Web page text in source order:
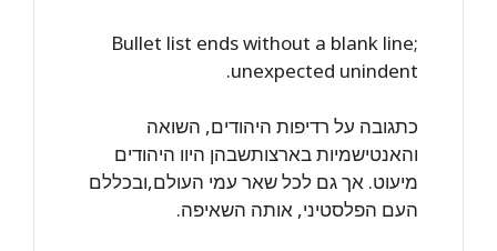
Bullet list ends without a blank line;
unexpected unindent.
כתגובה על רדיפות היהודים, השואה
והאנטישמיות בארצותשבהן היוו היהודים
מיעוט. אך גם לכל שאר עמי העולם,ובכללם
העם הפלסטיני, אותה השאיפה.